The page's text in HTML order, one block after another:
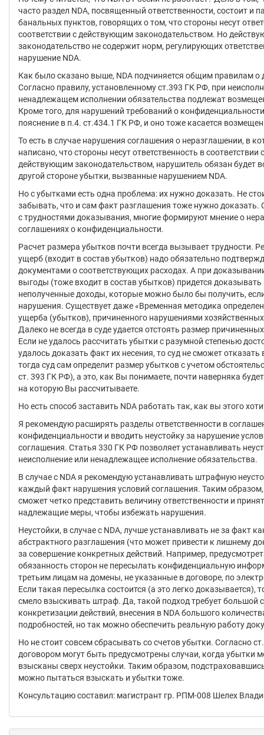
часто раздел NDA, посвященный ответственности, состоит и
банальных пунктов, говорящих о том, что стороны несут
соответствии с действующим законодательством. Но
законодательство не содержит норм, регулирующих
нарушение NDA.
Как было сказано выше, NDA подчиняется общим правилам о
Согласно правилу, установленному ст.393 ГК РФ, при
ненадлежащем исполнении обязательства подлежат
Кроме того, для нарушений требований о
пояснение в п.4. ст.434.1 ГК РФ, и оно тоже касается
То есть в случае нарушения соглашения о неразглашении, в
написано, что стороны несут ответственность в соответствии с
действующим законодательством, нарушитель обязан будет
другой стороне убытки, вызванные нарушением NDA.
Но с убытками есть одна проблема: их нужно доказать. Не
забывать, что и сам факт разглашения тоже нужно доказать.
с трудностями доказывания, многие формируют мнение о
соглашениях о конфиденциальности.
Расчет размера убытков почти всегда вызывает трудности.
ущерб (входит в состав убытков) надо обязательно
документами о соответствующих расходах. А при
выгоды (тоже входит в состав убытков) придется
неполученные доходы, которые можно было бы получить,
нарушения. Существует даже «Временная методика
ущерба (убытков), причиненного нарушениями
Далеко не всегда в суде удается отстоять размер
Если не удалось рассчитать убытки с разумной степенью
удалось доказать факт их несения, то суд не сможет отказать
тогда суд сам определит размер убытков с учетом
ст. 393 ГК РФ), а это, как Вы понимаете, почти наверняка
на которую Вы рассчитываете.
Но есть способ заставить NDA работать так, как вы этого
Я рекомендую расширять разделы ответственности в
конфиденциальности и вводить неустойку за нарушение
соглашения. Статья 330 ГК РФ позволяет устанавливать
неисполнение или ненадлежащее исполнение обязательства.
В случае с NDA я рекомендую устанавливать штрафную
каждый факт нарушения условий соглашения. Таким образом,
сможет четко представить величину ответственности и
надлежащие меры, чтобы избежать нарушения.
Неустойки, в случае с NDA, лучше устанавливать не за факт
абстрактного разглашения (что может привести к лишнему
за совершение конкретных действий. Например,
обязанность сторон не пересылать конфиденциальную
третьим лицам на домены, не указанные в договоре, по
Если такая пересылка состоится (а это легко доказывается),
смело взыскивать штраф. Да, такой подход требует большой
конкретизации действий, внесения в NDA большого
подробностей, но так можно обеспечить реальную работу
Но не стоит совсем сбрасывать со счетов убытки. Согласно
договором могут быть предусмотрены случаи, когда убытки
взысканы сверх неустойки. Таким образом,
можно пытаться взыскать и убытки тоже.
Консультацию составил: магистрант гр. РПМ-008 Шелех